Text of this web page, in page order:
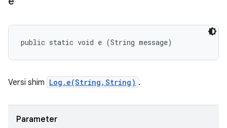
public static void e (String message)
Versi shim Log.e(String,String) .
Parameter